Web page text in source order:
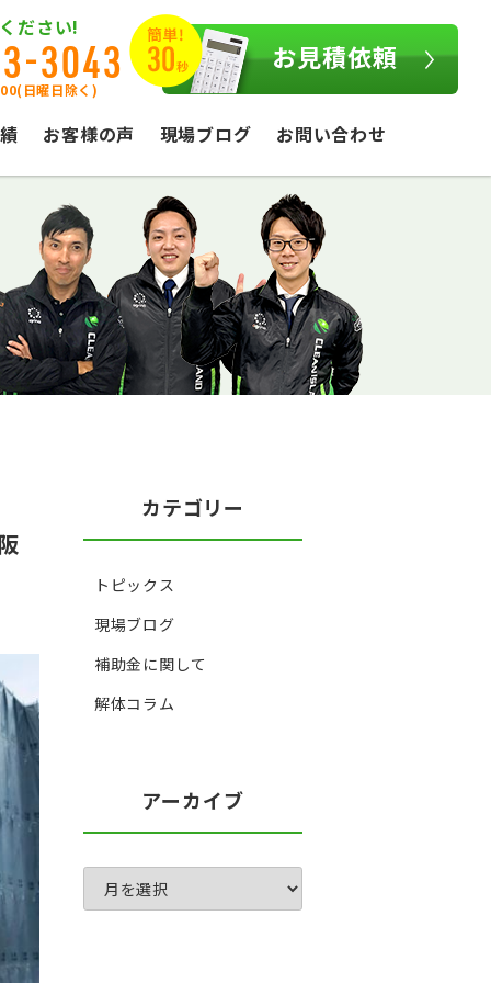
ださい!
3043
日曜日除く)
お見積依頼
お客様の声 現場ブログ お問い合わせ
カテゴリー
トピックス
現場ブログ
補助金に関して
解体コラム
アーカイブ